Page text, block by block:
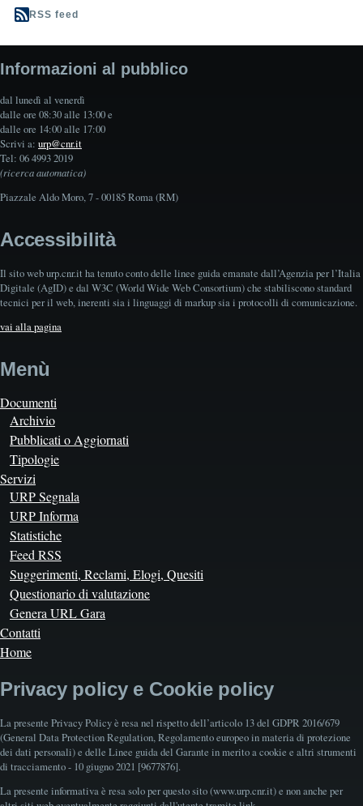
RSS feed
Informazioni al pubblico
dal lunedì al venerdì
dalle ore 08:30 alle 13:00 e
dalle ore 14:00 alle 17:00
Scrivi a: urp@cnr.it
Tel: 06 4993 2019
(ricerca automatica)
Piazzale Aldo Moro, 7 - 00185 Roma (RM)
Accessibilità
Il sito web urp.cnr.it ha tenuto conto delle linee guida emanate dall’Agenzia per l’Italia
Digitale (AgID) e dal W3C (World Wide Web Consortium) che stabiliscono standard
tecnici per il web, inerenti sia i linguaggi di markup sia i protocolli di comunicazione.
vai alla pagina
Menù
Documenti
Archivio
Pubblicati o Aggiornati
Tipologie
Servizi
URP Segnala
URP Informa
Statistiche
Feed RSS
Suggerimenti, Reclami, Elogi, Quesiti
Questionario di valutazione
Genera URL Gara
Contatti
Home
Privacy policy e Cookie policy
La presente Privacy Policy è resa nel rispetto dell’articolo 13 del GDPR 2016/679
(General Data Protection Regulation, Regolamento europeo in materia di protezione
dei dati personali) e delle Linee guida del Garante in merito a cookie e altri strumenti
di tracciamento - 10 giugno 2021 [9677876].
La presente informativa è resa solo per questo sito (www.urp.cnr.it) e non anche per